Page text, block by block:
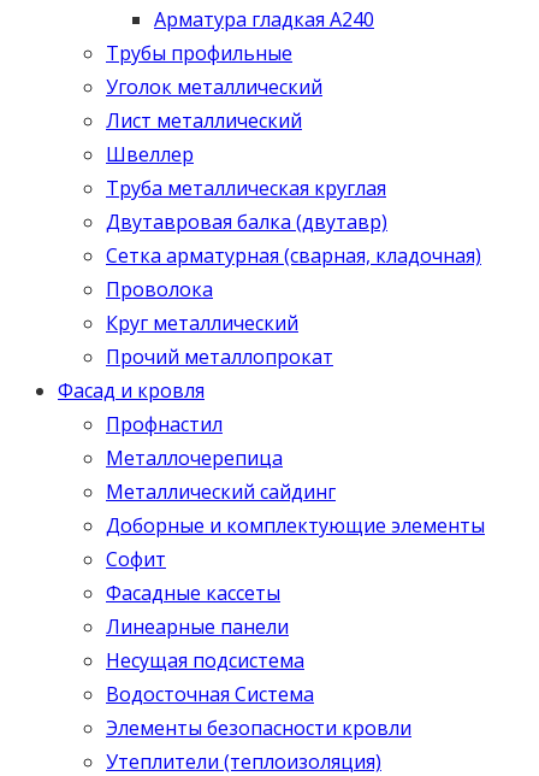
Арматура гладкая А240
Трубы профильные
Уголок металлический
Лист металлический
Швеллер
Труба металлическая круглая
Двутавровая балка (двутавр)
Сетка арматурная (сварная, кладочная)
Проволока
Круг металлический
Прочий металлопрокат
Фасад и кровля
Профнастил
Металлочерепица
Металлический сайдинг
Доборные и комплектующие элементы
Софит
Фасадные кассеты
Линеарные панели
Несущая подсистема
Водосточная Система
Элементы безопасности кровли
Утеплители (теплоизоляция)